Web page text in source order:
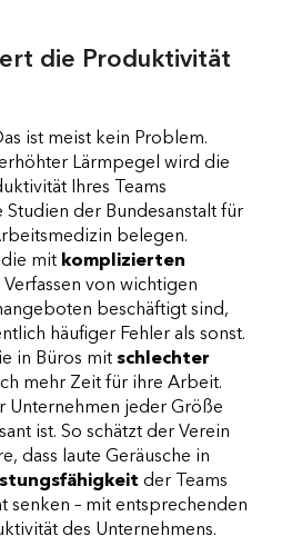
die Produktivität
ist meist kein Problem.
Lärmpegel wird die
Ihres Teams
Studien der Bundesanstalt für
belegen.
mit komplizierten
von wichtigen
beschäftigt sind,
häufiger Fehler als sonst.
in Büros mit schlechter
mehr Zeit für ihre Arbeit.
Unternehmen jeder Größe
ist. So schätzt der Verein
dass laute Geräusche in
der Teams
senken – mit entsprechenden
des Unternehmens.